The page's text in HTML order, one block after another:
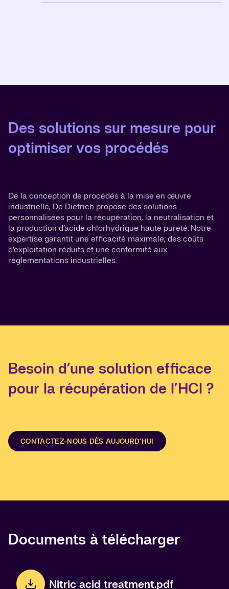
Des solutions sur mesure pour
optimiser vos procédés
De la conception de procédés à la mise en œuvre
industrielle, De Dietrich propose des solutions
personnalisées pour la récupération, la neutralisation et
la production d’acide chlorhydrique haute pureté. Notre
expertise garantit une efficacité maximale, des coûts
d’exploitation réduits et une conformité aux
réglementations industrielles.
Besoin d’une solution efficace
pour la récupération de l’HCl ?
CONTACTEZ-NOUS DÈS AUJOURD’HUI
Documents à télécharger
Nitric acid treatment.pdf